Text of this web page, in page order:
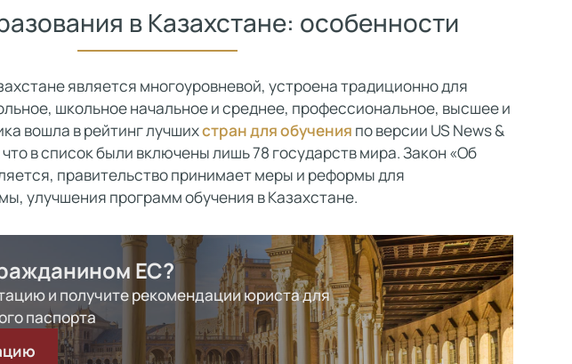
в Казахстане: особенности
является многоуровневой, устроена традиционно для
школьное начальное и среднее, профессиональное, высшее и
вошла в рейтинг лучшихстран для обучения по версии US News &
в список были включены лишь 78 государств мира. Закон «Об
правительство принимает меры и реформы для
улучшения программ обучения в Казахстане.
ЕС?
и получите рекомендации юриста для
паспорта